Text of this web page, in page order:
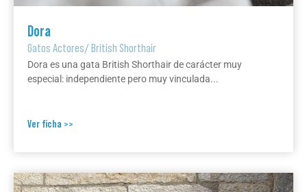
Dora
Gatos Actores/British Shorthair
Dora es una gata British Shorthair de carácter muy
especial: independiente pero muy vinculada...
Ver ficha >>